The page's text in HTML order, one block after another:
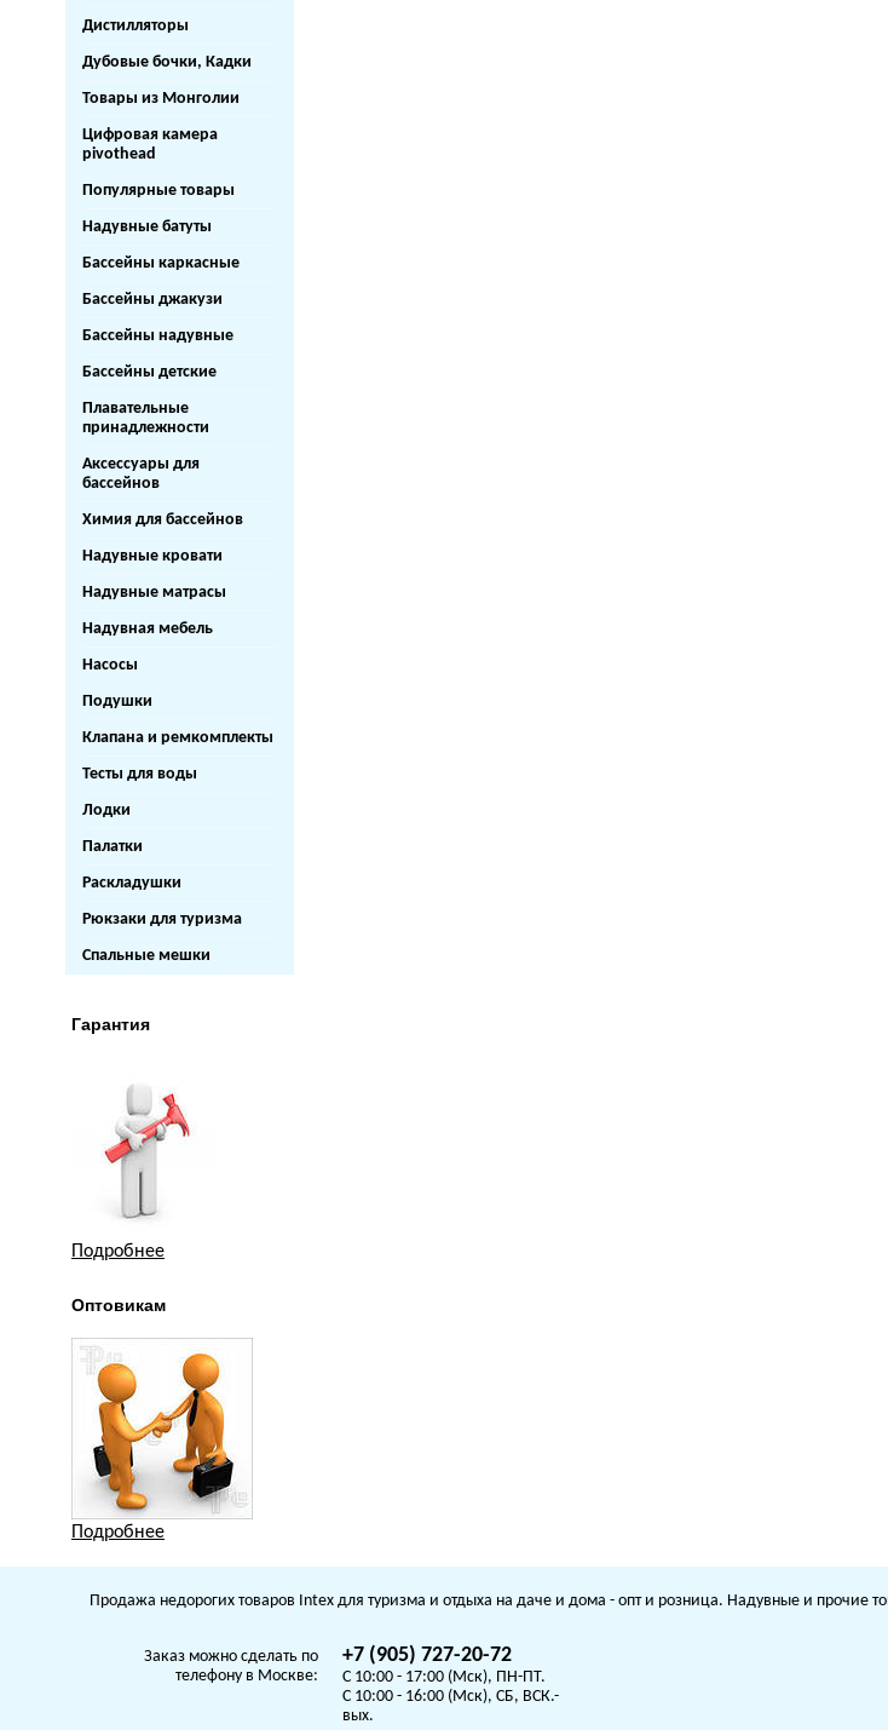
Дистилляторы
Дубовые бочки, Кадки
Товары из Монголии
Цифровая камера
pivothead
Популярные товары
Надувные батуты
Бассейны каркасные
Бассейны джакузи
Бассейны надувные
Бассейны детские
Плавательные
принадлежности
Аксессуары для
бассейнов
Химия для бассейнов
Надувные кровати
Надувные матрасы
Надувная мебель
Насосы
Подушки
Клапана и ремкомплекты
Тесты для воды
Лодки
Палатки
Раскладушки
Рюкзаки для туризма
Спальные мешки
Гарантия
Подробнее
Оптовикам
Подробнее
Продажа недорогих товаров Intex для туризма и отдыха на даче и дома - опт и розница. Надувные и
Заказ можно сделать по
телефону в Москве:
+7 (905) 727-20-72
C 10:00 - 17:00 (Мск), ПН-ПТ.
C 10:00 - 16:00 (Мск), СБ, ВСК.-
вых.